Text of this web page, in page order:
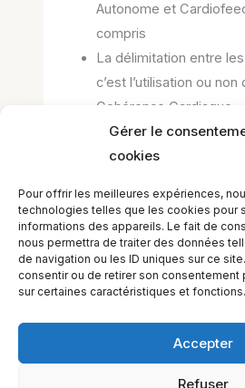
Gérer le
cookies
Pour offrir les meilleures expériences,
technologies telles que les cookies pour
informations des appareils. Le fait de
nous permettra de traiter des données
de navigation ou les ID uniques sur ce
consentir ou de retirer son
sur certaines caractéristiques et fonctions.
Accepter
Refuser
Autonome et
compris
La délimitation entre
c’est l’utilisation ou non
Cohérence Cardiaque
Voici le petit quiz de
You must sign in
start the quiz.